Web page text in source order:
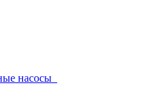
насосы